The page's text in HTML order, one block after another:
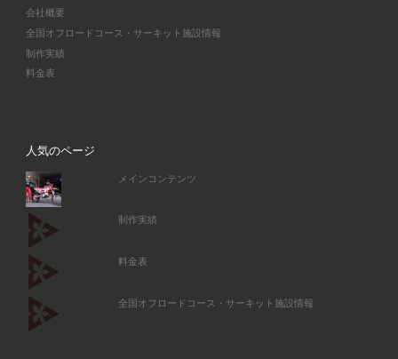
会社概要
全国オフロードコース・サーキット施設情報
制作実績
料金表
人気のページ
メインコンテンツ
制作実績
料金表
全国オフロードコース・サーキット施設情報